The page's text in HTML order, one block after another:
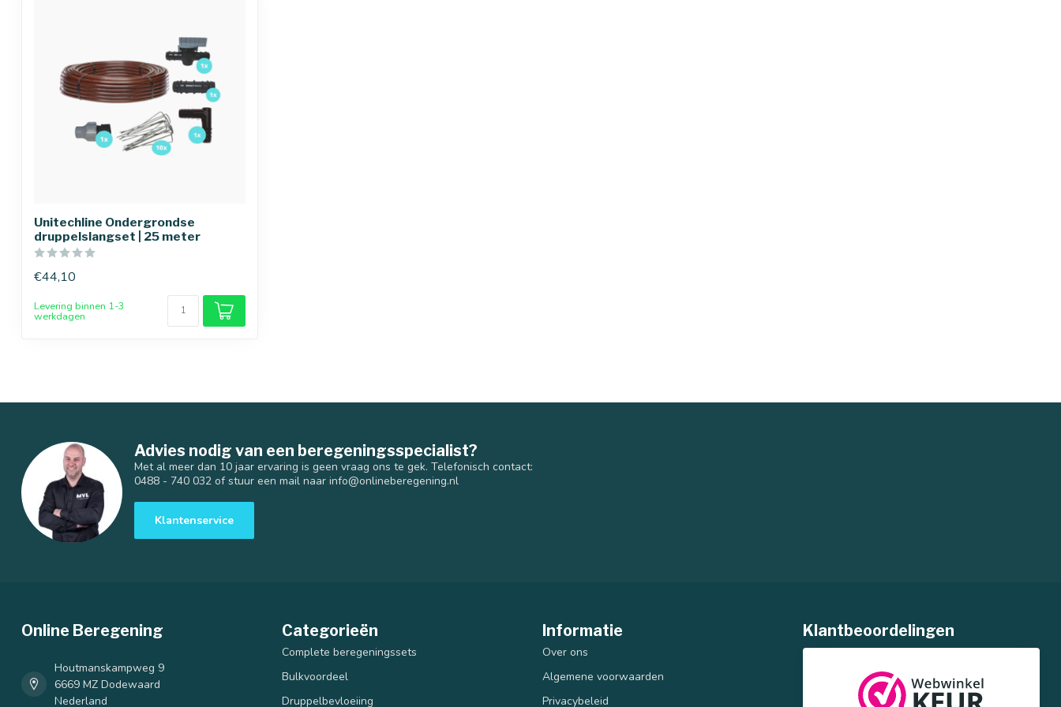
Unitechline Ondergrondse
druppelslangset | 25 meter
€44,10
Levering binnen 1-3
werkdagen
Advies nodig van een beregeningsspecialist?
Met al meer dan 10 jaar ervaring is geen vraag ons te gek. Telefonisch contact:
0488 - 740 032 of stuur een mail naar info@onlineberegening.nl
Klantenservice
Online Beregening
Houtmanskampweg 9
6669 MZ Dodewaard
Nederland
Categorieën
Complete beregeningssets
Bulkvoordeel
Druppelbevloeiing
Informatie
Over ons
Algemene voorwaarden
Privacybeleid
Klantbeoordelingen